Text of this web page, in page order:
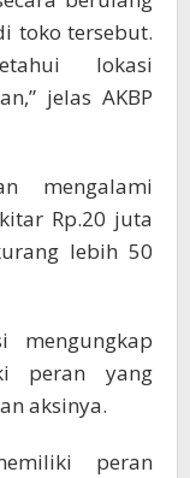
toko tersebut.
lokasi
jelas AKBP
mengalami
Rp.20 juta
lebih 50
mengungkap
peran yang
aksinya.
peran